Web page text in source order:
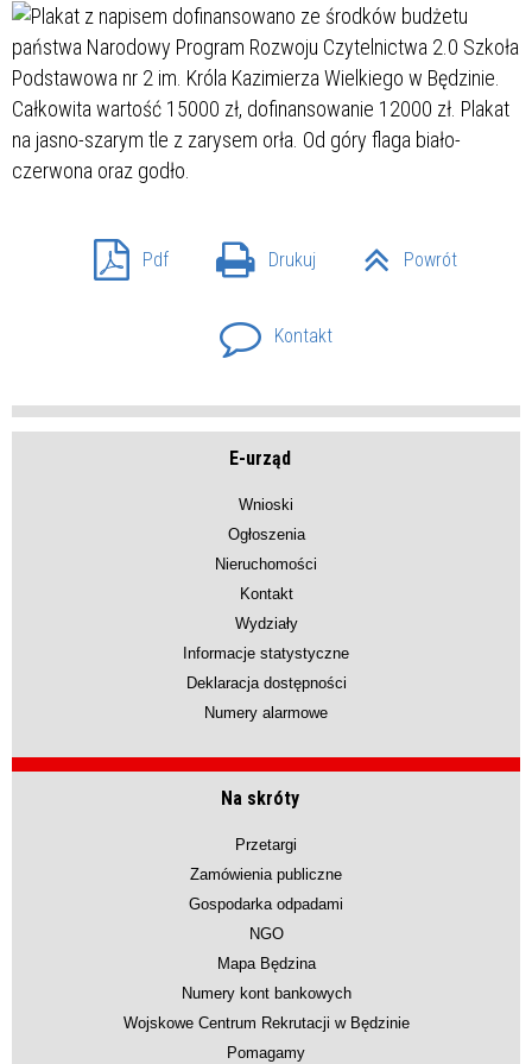
Pdf Drukuj Powrót
Kontakt
E-urząd
Wnioski
Ogłoszenia
Nieruchomości
Kontakt
Wydziały
Informacje statystyczne
Deklaracja dostępności
Numery alarmowe
Na skróty
Przetargi
Zamówienia publiczne
Gospodarka odpadami
NGO
Mapa Będzina
Numery kont bankowych
Wojskowe Centrum Rekrutacji w Będzinie
Pomagamy